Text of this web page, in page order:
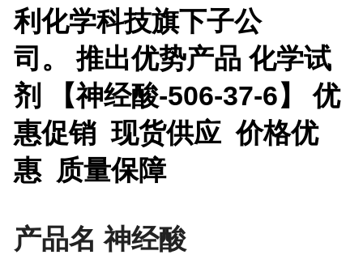
利化学科技旗下子公
司。推出优势产品 化学试
剂 【神经酸-506-37-6】 优
惠促销 现货供应 价格优
惠 质量保障
产品名 神经酸